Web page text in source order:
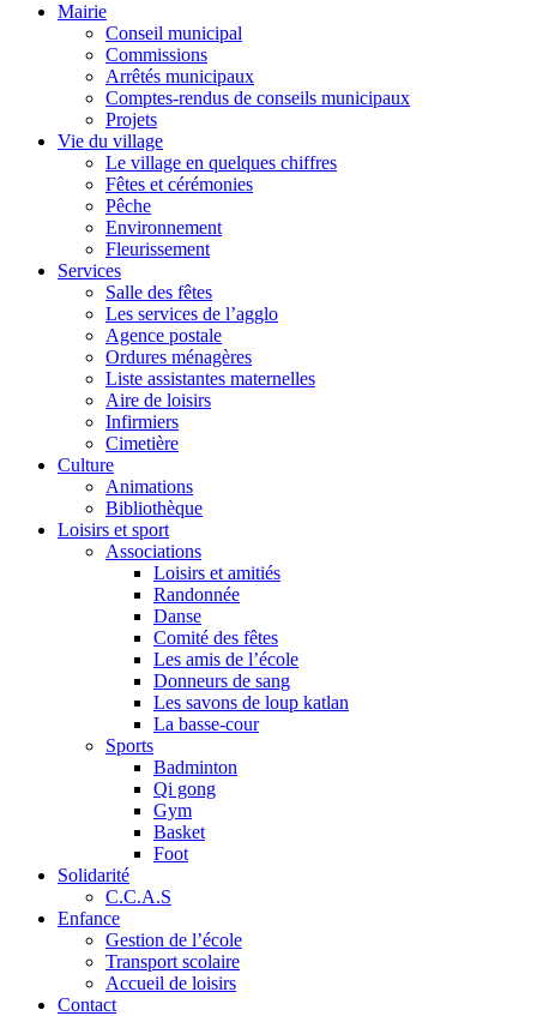
Mairie
Conseil municipal
Commissions
Arrêtés municipaux
Comptes-rendus de conseils municipaux
Projets
Vie du village
Le village en quelques chiffres
Fêtes et cérémonies
Pêche
Environnement
Fleurissement
Services
Salle des fêtes
Les services de l’agglo
Agence postale
Ordures ménagères
Liste assistantes maternelles
Aire de loisirs
Infirmiers
Cimetière
Culture
Animations
Bibliothèque
Loisirs et sport
Associations
Loisirs et amitiés
Randonnée
Danse
Comité des fêtes
Les amis de l’école
Donneurs de sang
Les savons de loup katlan
La basse-cour
Sports
Badminton
Qi gong
Gym
Basket
Foot
Solidarité
C.C.A.S
Enfance
Gestion de l’école
Transport scolaire
Accueil de loisirs
Contact